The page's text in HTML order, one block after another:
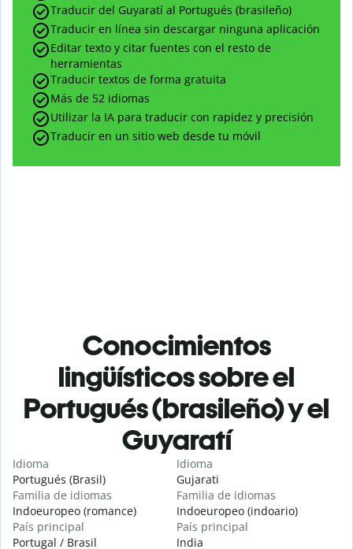
Traducir del Guyaratí al Portugués (brasileño)
Traducir en línea sin descargar ninguna aplicación
Editar texto y citar fuentes con el resto de
herramientas
Traducir textos de forma gratuita
Más de 52 idiomas
Utilizar la IA para traducir con rapidez y precisión
Traducir en un sitio web desde tu móvil
Conocimientos
lingüísticos sobre el
Portugués (brasileño) y el
Guyaratí
Idioma
Portugués (Brasil)
Familia de idiomas
Indoeuropeo (romance)
País principal
Portugal / Brasil
Idioma
Gujarati
Familia de idiomas
Indoeuropeo (indoario)
País principal
India